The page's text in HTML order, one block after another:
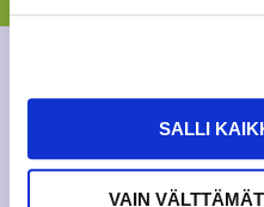
SALLI
VAIN
nätti sää. Lipunmyynti tapa...